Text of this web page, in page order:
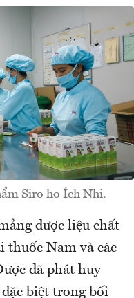
Siro ho Ích Nhi.
dược liệu chất
thuốc Nam và các
đã phát huy
biệt trong bối